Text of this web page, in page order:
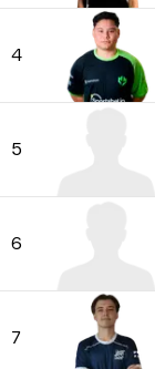
4
5
6
7